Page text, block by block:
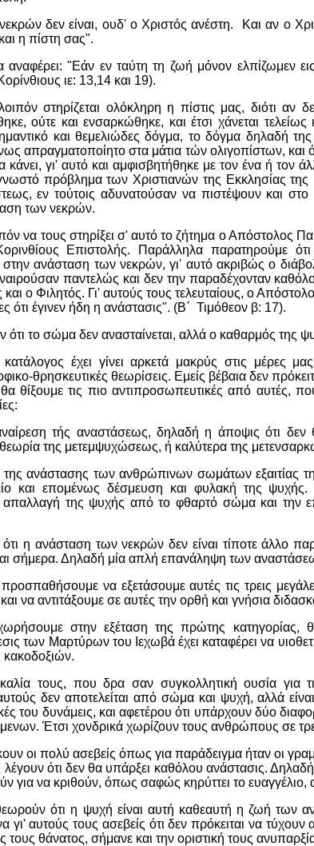
δεν είναι, ουδ' ο Χριστός ανέστη. Και αν ο
η πίστη σας".
αναφέρει: "Εάν εν ταύτη τη ζωή μόνον ελπίζωμεν
ιε: 13,14 και 19).
στηρίζεται ολόκληρη η πίστις μας, διότι αν
ούτε και ενσαρκώθηκε, και έτσι χάνεται
και θεμελιώδες δόγμα, το δόγμα δηλαδή
απραγματοποίητο στα μάτια τών ολιγοπίστων, και
κάνει, γι' αυτό και αμφισβητήθηκε με τον ένα ή
πρόβλημα των Χριστιανών της Εκκλησίας
εν τούτοις αδυνατούσαν να πιστέψουν και
των νεκρών.
να τους στηρίξει σ' αυτό το ζήτημα ο Απόστολος
Επιστολής. Παράλληλα παρατηρούμε
στην ανάσταση των νεκρών, γι' αυτό ακριβώς ο
παντελώς και δεν την παραδέχονταν
ο Φιλητός. Γι' αυτούς τους τελευταίους, ο
ότι έγινεν ήδη η ανάστασις". (Β΄ Τιμόθεον β: 17).
ότι το σώμα δεν ανασταίνεται, αλλά ο καθαρμός της
έχει γίνει αρκετά μακρύς στις μέρες
θρησκευτικές θεωρίσεις. Εμείς βέβαια δεν
θίξουμε τις πιο αντιπροσωπευτικές από αυτές,
τής αναστάσεως, δηλαδή η άποψις ότι δεν
θεωρία της μετεμψυχώσεως, ή καλύτερα της
ανάστασης των ανθρώπινων σωμάτων εξαιτίας
και επομένως δέσμευση και φυλακή της
της ψυχής από το φθαρτό σώμα και την
η ανάσταση των νεκρών δεν είναι τίποτε άλλο
σήμερα. Δηλαδή μία απλή επανάληψη των
να εξετάσουμε αυτές τις τρεις
να αντιτάξουμε σε αυτές την ορθή και γνήσια
στην εξέταση της πρώτης κατηγορίας,
των Μαρτύρων του Ιεχωβά έχει καταφέρει να
κακοδοξιών.
τους, που δρα σαν συγκολλητική ουσία για
δεν αποτελείται από σώμα και ψυχή, αλλά
του δυνάμεις, και αφετέρου ότι υπάρχουν δύο
Έτσι χονδρικά χωρίζουν τους ανθρώπους σε
οι πολύ ασεβείς όπως για παράδειγμα ήταν οι
λέγουν ότι δεν θα υπάρξει καθόλου ανάστασις.
για να κριθούν, όπως σαφώς κηρύττει το ευαγγέλιο,
ότι η ψυχή είναι αυτή καθεαυτή η ζωή των
γι' αυτούς τους ασεβείς ότι δεν πρόκειται να
τους θάνατος, σήμανε και την οριστική τους